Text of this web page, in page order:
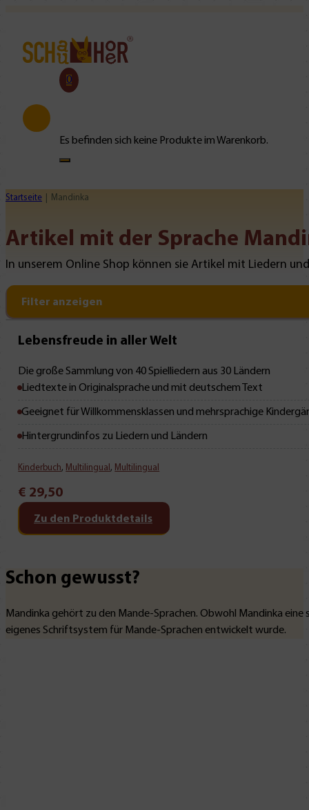
0
Es befinden sich keine Produkte im Warenkorb.
Startseite Mandinka
Artikel mit der Sprache
In unserem Online Shop können sie Artikel mit Liedern
Filter anzeigen
Mit Leseprobe!
Lebensfreude in aller Welt
Die große Sammlung von 40 Spielliedern aus 30 Ländern
Liedtexte in Originalsprache und mit deutschem Text
Geeignet für Willkommensklassen und mehrsprachige
Hintergrundinfos zu Liedern und Ländern
Kinderbuch, Multilingual , Multilingual
€ 29,50
Zu den Produktdetails
Schon gewusst?
Mandinka gehört zu den Mande-Sprachen. Obwohl Mandinka
eigenes Schriftsystem für Mande-Sprachen entwickelt wurde.